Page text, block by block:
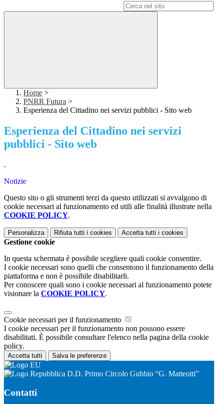
Home >
PNRR Futura >
Esperienza del Cittadino nei servizi pubblici - Sito web
Esperienza del Cittadino nei servizi
pubblici - Sito web
.
Notizie
Questo sito o gli strumenti terzi da questo utilizzati si avvalgono di
cookie necessari al funzionamento ed utili alle finalità illustrate nella
COOKIE POLICY.
Personalizza Rifiuta tutti i cookies Accetta tutti i cookies
Gestione cookie
In questa schermata è possibile scegliere quali cookie consentire.
I cookie necessari sono quelli che consentono il funzionamento della
piattaforma e non è possibile disabilitarli.
Per conoscere quali sono i cookie necessari al funzionamento potete
visionare la COOKIE POLICY.
Cookie necessari per il funzionamento
I cookie necessari per il funzionamento non possono essere
disabilitati. È possibile consultare l'elenco nella pagina della cookie
policy.
Accetta tutti Salva le preferenze
D.D. Primo Circolo Gubbio “G. Matteotti”
Contatti